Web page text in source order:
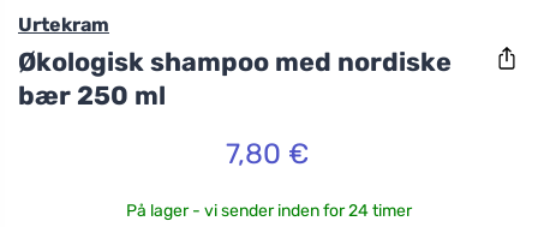
Urtekram
Økologisk shampoo med nordiske
bær 250 ml
7,80 €
På lager - vi sender inden for 24 timer